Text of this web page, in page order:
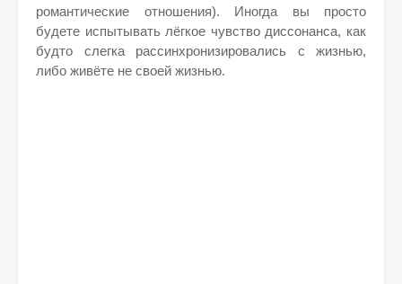
романтические отношения). Иногда вы просто
будете испытывать лёгкое чувство диссонанса, как
будто слегка рассинхронизировались с жизнью,
либо живёте не своей жизнью.